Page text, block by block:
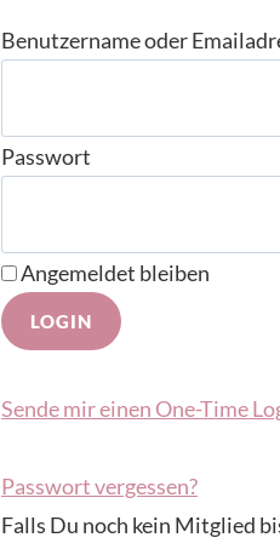
Benutzername oder
Passwort
Angemeldet bleiben
Sende mir einen One-Time
Passwort vergessen?
Falls Du noch kein Mitglied